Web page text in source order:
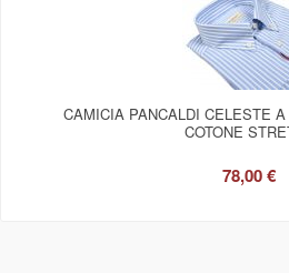
CAMICIA PANCALDI CELESTE
COTONE
78,00 €